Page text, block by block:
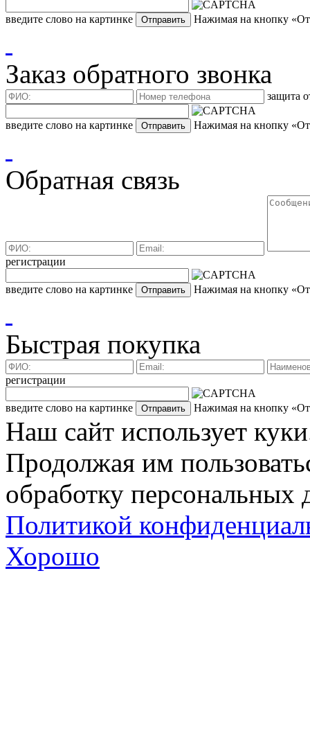
введите слово на картинке Нажимая на кнопку
Заказ обратного звонка
защита
введите слово на картинке Нажимая на кнопку
Обратная связь
регистрации
введите слово на картинке Нажимая на кнопку
Быстрая покупка
регистрации
введите слово на картинке Нажимая на кнопку
Наш сайт использует
Продолжая им
обработку персональных
Политикой
Хорошо